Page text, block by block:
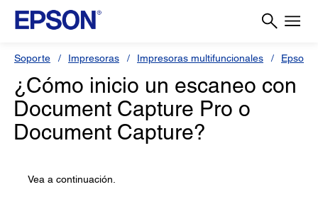
Soporte Impresoras Impresoras multifuncionales Epson
¿Cómo inicio un escaneo con
Document Capture Pro o
Document Capture?
Vea a continuación.